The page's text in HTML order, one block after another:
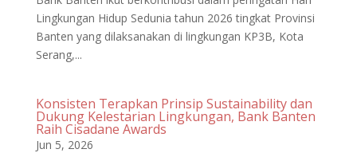
Lingkungan Hidup Sedunia tahun 2026 tingkat Provinsi
Banten yang dilaksanakan di lingkungan KP3B, Kota
Serang,...
Konsisten Terapkan Prinsip Sustainability dan
Dukung Kelestarian Lingkungan, Bank Banten
Raih Cisadane Awards
Jun 5, 2026